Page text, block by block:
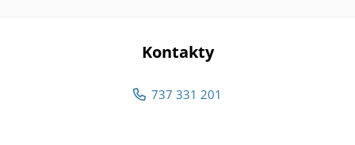
Kontakty
737 331 201